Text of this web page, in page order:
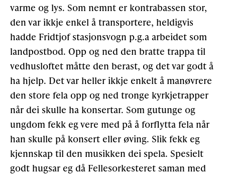
varme og lys. Som nemnt er kontrabassen stor,
den var ikkje enkel å transportere, heldigvis
hadde Fridtjof stasjonsvogn p.g.a arbeidet som
landpostbod. Opp og ned den bratte trappa til
vedhusloftet måtte den berast, og det var godt å
ha hjelp. Det var heller ikkje enkelt å manøvrere
den store fela opp og ned tronge kyrkjetrapper
når dei skulle ha konsertar. Som gutunge og
ungdom fekk eg vere med på å forflytta fela når
han skulle på konsert eller øving. Slik fekk eg
kjennskap til den musikken dei spela. Spesielt
godt hugsar eg då Fellesorkesteret saman med